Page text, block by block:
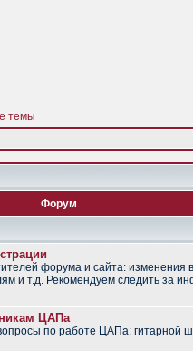
темы
Форум
форума и сайта: изменения
и т.д. Рекомендуем следить за
ЦАПа
по работе ЦАПа: гитарной